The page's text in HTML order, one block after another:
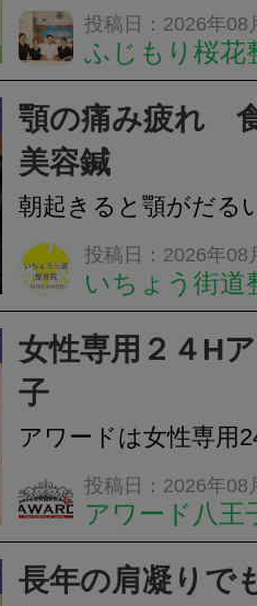
らえますか？A. はい
湿布は痛みを和らげ
すが、原因そのもの
いこともあります。
原因を確認し、お一
投稿日：2026年08
ふじもり桜花
顎の痛み疲れ
美容鍼
朝起きると顎がだる
ありませんか？無意
は、顎の痛みや疲れ
フェイスラインの張
のこわばり・頭痛や
ながることがありま
投稿日：2026年08
いちょう街道
女性専用２４H
子
アワードは女性専用
フエステを 思いっ
開催中
投稿日：2026年08
アワード八王
24時間ジム&
脱毛
長年の肩凝りで